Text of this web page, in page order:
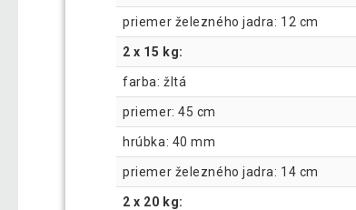
priemer železného jadra: 12 cm
2 x 15 kg:
farba: žltá
priemer: 45 cm
hrúbka: 40 mm
priemer železného jadra: 14 cm
2 x 20 kg: